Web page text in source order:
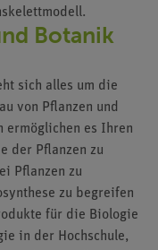
Botanik
sich alles um die
von Pflanzen und
ermöglichen es Ihren
der Pflanzen zu
Pflanzen zu
zu begreifen
für die Biologie
in der Hochschule,